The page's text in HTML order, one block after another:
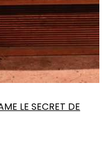
LE SECRET DE